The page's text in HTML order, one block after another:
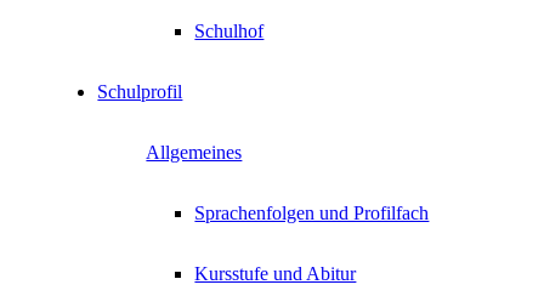
Schulhof
Schulprofil
Allgemeines
Sprachenfolgen und Profilfach
Kursstufe und Abitur